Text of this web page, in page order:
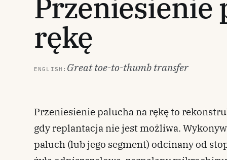
Przeniesienie
rękę
ENGLISH: Great toe-to-thumb transfer
Przeniesienie palucha na rękę to
gdy replantacja nie jest możliwa.
paluch (lub jego segment) odcinany od